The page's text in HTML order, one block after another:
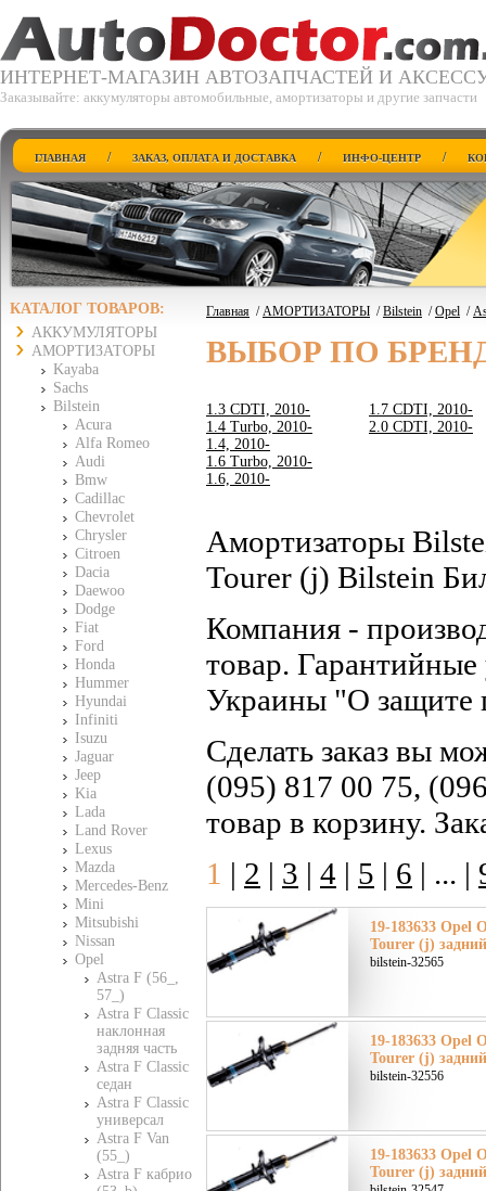
ИНТЕРНЕТ-МАГАЗИН АВТОЗАПЧАСТЕЙ И
Заказывайте: аккумуляторы автомобильные, амортизаторы и другие запчасти
ГЛАВНАЯ / ЗАКАЗ, ОПЛАТА И ДОСТАВКА / ИНФО-ЦЕНТР /
КАТАЛОГ ТОВАРОВ:
АККУМУЛЯТОРЫ
АМОРТИЗАТОРЫ
Kayaba
Sachs
Bilstein
Acura
Alfa Romeo
Audi
Bmw
Cadillac
Chevrolet
Chrysler
Citroen
Dacia
Daewoo
Dodge
Fiat
Ford
Honda
Hummer
Hyundai
Infiniti
Isuzu
Jaguar
Jeep
Kia
Lada
Land Rover
Lexus
Mazda
Mercedes-Benz
Mini
Mitsubishi
Nissan
Opel
Astra F (56_,
57_)
Astra F Classic
наклонная
задняя часть
Astra F Classic
седан
Astra F Classic
универсал
Astra F Van
(55_)
Astra F кабрио
Главная /АМОРТИЗАТОРЫ /Bilstein /Opel /
ВЫБОР ПО
1.3 CDTI, 2010-
1.4 Turbo, 2010-
1.4, 2010-
1.6 Turbo, 2010-
1.6, 2010-
1.7 CDTI, 2010-
2.0 CDTI, 2010-
Амортизаторы
Tourer (j) Bilstein
Компания -
товар. Гарантийные
Украины "О защите
Сделать заказ вы
(095) 817 00 75,
товар в корзину.
1 | 2 | 3 | 4 | 5 | 6 | ... |
19-183633 Opel
Tourer (j)
bilstein-32565
19-183633 Opel
Tourer (j)
bilstein-32556
19-183633 Opel
Tourer (j)